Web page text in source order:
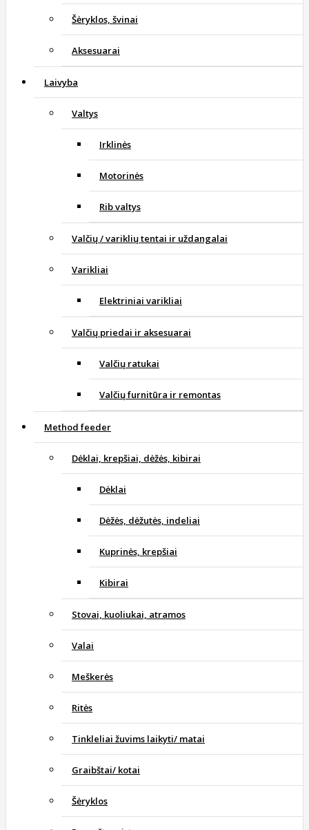
Šėryklos, švinai
Aksesuarai
Laivyba
Valtys
Irklinės
Motorinės
Rib valtys
Valčių / variklių tentai ir uždangalai
Varikliai
Elektriniai varikliai
Valčių priedai ir aksesuarai
Valčių ratukai
Valčių furnitūra ir remontas
Method feeder
Dėklai, krepšiai, dėžės, kibirai
Dėklai
Dėžės, dėžutės, indeliai
Kuprinės, krepšiai
Kibirai
Stovai, kuoliukai, atramos
Valai
Meškerės
Ritės
Tinkleliai žuvims laikyti/ matai
Graibštai/ kotai
Šėryklos